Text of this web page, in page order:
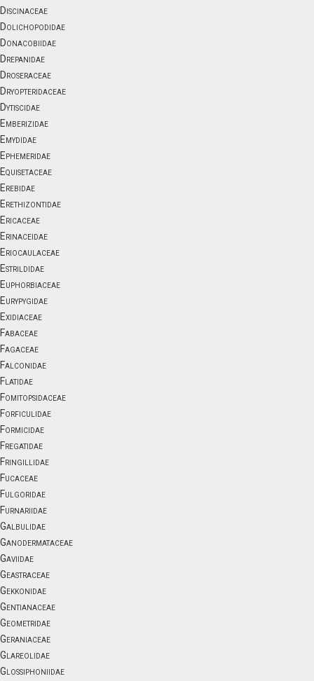
Discinaceae
Dolichopodidae
Donacobiidae
Drepanidae
Droseraceae
Dryopteridaceae
Dytiscidae
Emberizidae
Emydidae
Ephemeridae
Equisetaceae
Erebidae
Erethizontidae
Ericaceae
Erinaceidae
Eriocaulaceae
Estrildidae
Euphorbiaceae
Eurypygidae
Exidiaceae
Fabaceae
Fagaceae
Falconidae
Flatidae
Fomitopsidaceae
Forficulidae
Formicidae
Fregatidae
Fringillidae
Fucaceae
Fulgoridae
Furnariidae
Galbulidae
Ganodermataceae
Gaviidae
Geastraceae
Gekkonidae
Gentianaceae
Geometridae
Geraniaceae
Glareolidae
Glossiphoniidae